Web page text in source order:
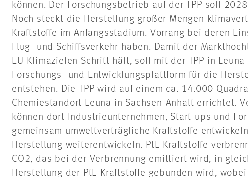
können. Der Forschungsbetrieb auf der TPP soll
Noch steckt die Herstellung großer Mengen
Kraftstoffe im Anfangsstadium. Vorrang bei deren
Flug- und Schiffsverkehr haben. Damit der
EU-Klimazielen Schritt hält, soll mit der TPP in
Forschungs- und Entwicklungsplattform für die
entstehen. Die TPP wird auf einem ca. 14.000
Chemiestandort Leuna in Sachsen-Anhalt errichtet.
können dort Industrieunternehmen, Start-ups und
gemeinsam umweltverträgliche Kraftstoffe
Herstellung weiterentwickeln. PtL-Kraftstoffe
CO2, das bei der Verbrennung emittiert wird, in
Herstellung der PtL-Kraftstoffe gebunden wird,